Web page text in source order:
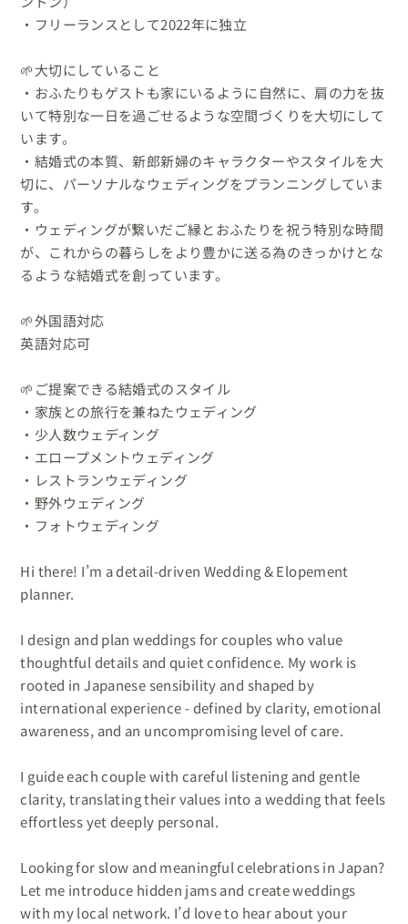
・フリーランスとして2022年に独立
🌱大切にしていること
・おふたりもゲストも家にいるように自然に、肩の力を抜
いて特別な一日を過ごせるような空間づくりを大切にして
います。
・結婚式の本質、新郎新婦のキャラクターやスタイルを大
切に、パーソナルなウェディングをプランニングしていま
す。
・ウェディングが繋いだご縁と​おふたりを祝う特別な時間
が、これからの暮らしをより豊かに送る為のきっかけとな
るような結婚式を創っています。
🌱外国語対応
英語対応可
🌱ご提案できる結婚式のスタイル
・家族との旅行を兼ねたウェディング
・少人数ウェディング
・エロープメントウェディング
・レストランウェディング
・野外ウェディング
・フォトウェディング
Hi there! I’m a detail-driven Wedding & Elopement
planner.
I design and plan weddings for couples who value
thoughtful details and quiet confidence. My work is
rooted in Japanese sensibility and shaped by
international experience - defined by clarity, emotional
awareness, and an uncompromising level of care.
I guide each couple with careful listening and gentle
clarity, translating their values into a wedding that feels
effortless yet deeply personal.
Looking for slow and meaningful celebrations in Japan?
Let me introduce hidden jams and create weddings
with my local network. I’d love to hear about your